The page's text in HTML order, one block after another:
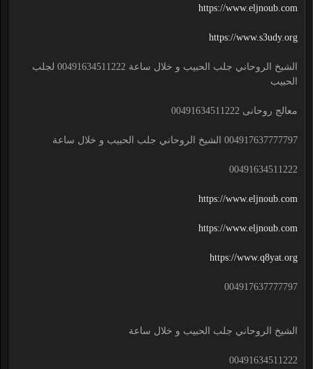
https://www.eljnoub.com
https://www.s3udy.org
الشيخ الروحاني جلب الحبيب و خلال ساعة 00491634511222 لجلب
الحبيب
معالج روحانى 00491634511222
004917637777797 الشيخ الروحاني جلب الحبيب و خلال ساعة
00491634511222
https://www.eljnoub.com
https://www.eljnoub.com
https://www.q8yat.org
004917637777797
الشيخ الروحاني جلب الحبيب و خلال ساعة
00491634511222